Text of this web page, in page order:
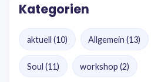
Kategorien
aktuell (10) Allgemein(13)
Soul (11) workshop(2)